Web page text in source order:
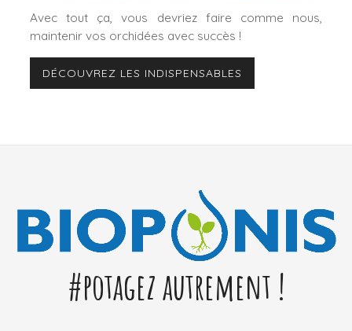
Avec tout ça, vous devriez faire comme nous,
maintenir vos orchidées avec succès !
DÉCOUVREZ LES INDISPENSABLES
#potagez autrement !